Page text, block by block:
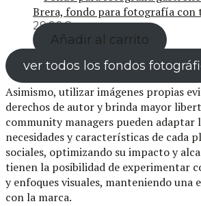
Brera, fondo para fotografía con
29,90€
Añadir al carrito
ver todos los fondos
Asimismo, utilizar imágenes propias
derechos de autor y brinda mayor
community managers pueden adaptar
necesidades y características de cada
sociales, optimizando su impacto y
tienen la posibilidad de experimentar
y enfoques visuales, manteniendo una
con la marca.